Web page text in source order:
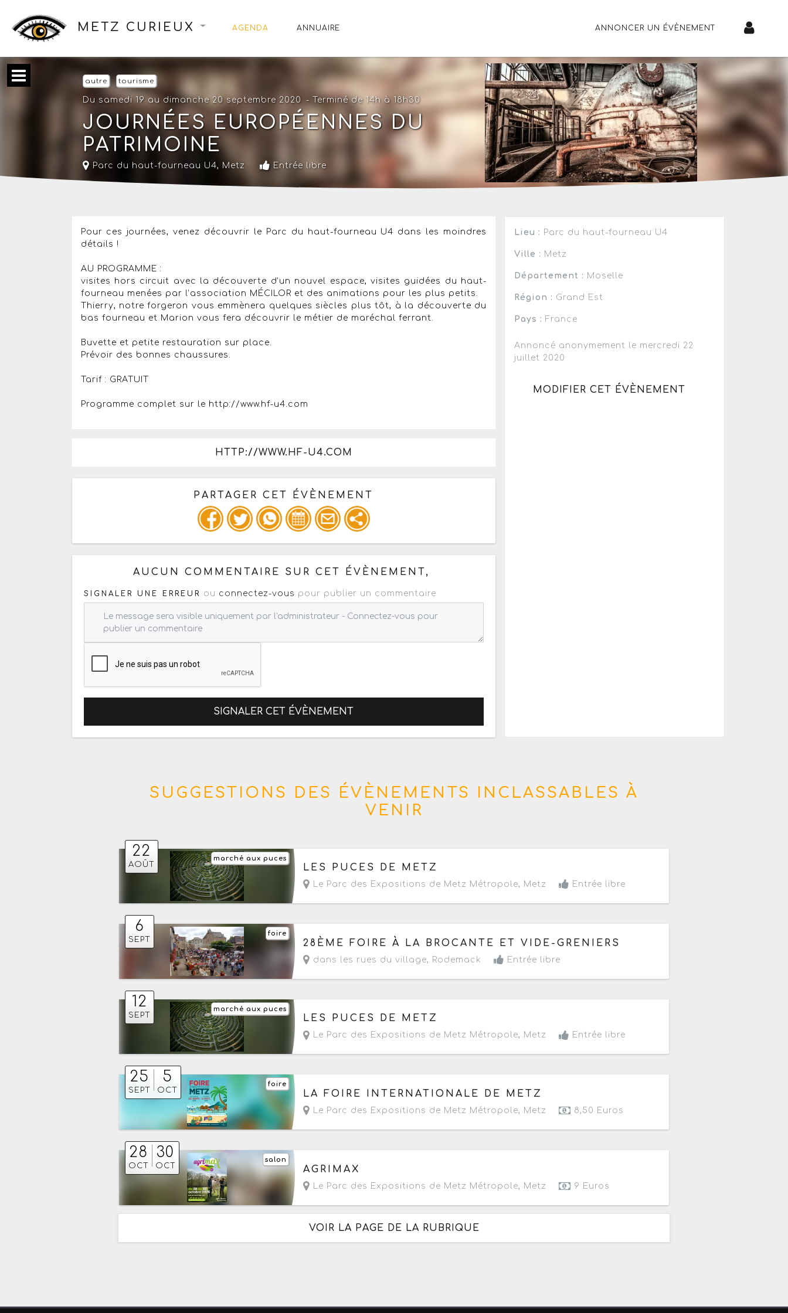
METZ CURIEUX AGENDA ANNUAIRE ANNONCER UN ÉVÈNEMENT
autre tourisme
Du samedi 19 au dimanche 20 septembre 2020 - Terminé de 14h à 18h30
JOURNÉES EUROPÉENNES DU
PATRIMOINE
Parc du haut-fourneau U4, Metz Entrée libre
Pour ces journées, venez découvrir le Parc du haut-fourneau U4 dans les moindres
détails !
AU PROGRAMME :
visites hors circuit avec la découverte d’un nouvel espace, visites guidées du haut-
fourneau menées par l’association MÉCILOR et des animations pour les plus petits.
Thierry, notre forgeron vous emmènera quelques siècles plus tôt, à la découverte du
bas fourneau et Marion vous fera découvrir le métier de maréchal ferrant.
Buvette et petite restauration sur place.
Prévoir des bonnes chaussures.
Tarif : GRATUIT
Programme complet sur le http://www.hf-u4.com
HTTP://WWW.HF-U4.COM
PARTAGER CET ÉVÈNEMENT
Copiez les infos ci-dessous pour un : mail / forum / réseau social
AUCUN COMMENTAIRE SUR CET ÉVÈNEMENT,
SIGNALER UNE ERREUR ou connectez-vous pour publier un commentaire
SIGNALER CET ÉVÈNEMENT
Lieu : Parc du haut-fourneau U4
Ville : Metz
Département : Moselle
Région : Grand Est
Pays : France
Annoncé anonymement le mercredi 22
juillet 2020
MODIFIER CET ÉVÈNEMENT
SUGGESTIONS DES ÉVÈNEMENTS INCLASSABLES À
VENIR
22
AOÛT
marché aux puces
Le samedi 22 août 2026 de 07h à 12h
LES PUCES DE METZ
Le Parc des Expositions de Metz Métropole, Metz Entrée libre
6
SEPT
foire
Le dimanche 6 septembre 2026 de 08h à 18h
28ÈME FOIRE À LA BROCANTE ET VIDE-GRENIERS
dans les rues du village, Rodemack Entrée libre
12
SEPT
marché aux puces
Le samedi 12 septembre 2026
LES PUCES DE METZ
Le Parc des Expositions de Metz Métropole, Metz Entrée libre
25
SEPT
5
OCT
foire
Du vendredi 25 septembre au lundi 5 octobre 2026
LA FOIRE INTERNATIONALE DE METZ
Le Parc des Expositions de Metz Métropole, Metz 8,50 Euros
28
OCT
30
OCT
salon
Du mercredi 28 au vendredi 30 octobre 2026
AGRIMAX
Le Parc des Expositions de Metz Métropole, Metz 9 Euros
VOIR LA PAGE DE LA RUBRIQUE